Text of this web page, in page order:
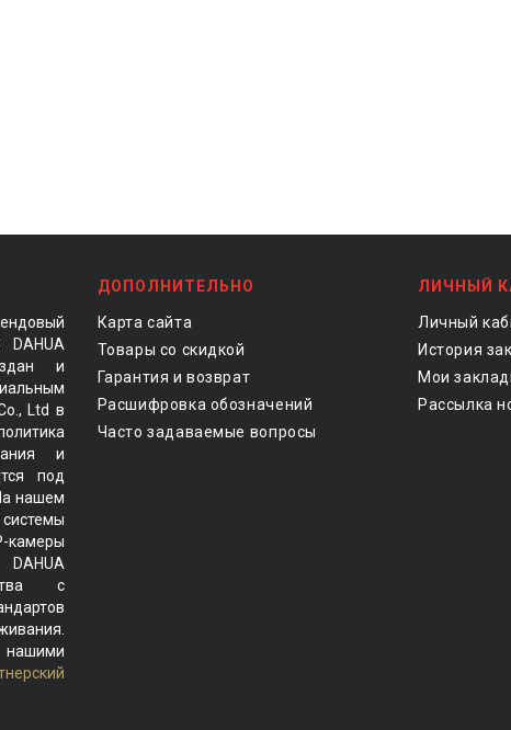
DAHUA
и
Ltd в
и
под
нашем
камеры
с
ДОПОЛНИТЕЛЬНО
Карта сайта
Товары со скидкой
Гарантия и возврат
Расшифровка обозначений
Часто задаваемые вопросы
ЛИЧНЫЙ
Личный
История
Мои
Рассылка